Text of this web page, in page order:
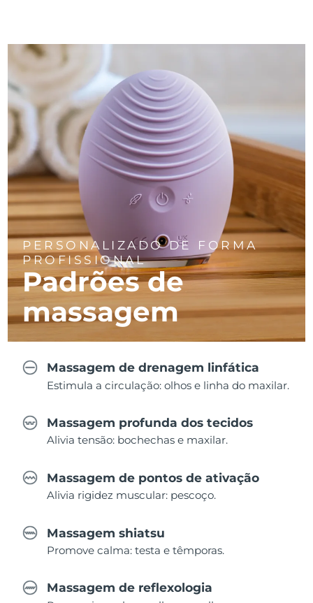
PERSONALIZADO DE FORMA
PROFISSIONAL
Padrões de
massagem
Massagem de drenagem linfática
Estimula a circulação: olhos e linha do maxilar.
Massagem profunda dos tecidos
Alivia tensão: bochechas e maxilar.
Massagem de pontos de ativação
Alivia rigidez muscular: pescoço.
Massagem shiatsu
Promove calma: testa e têmporas.
Massagem de reflexologia